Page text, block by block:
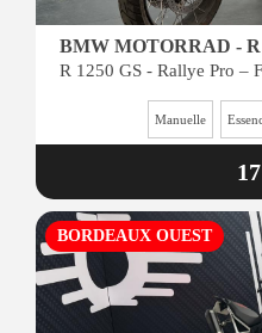
BMW MOTORRAD - R
Manuelle
BORDEAUX OUEST